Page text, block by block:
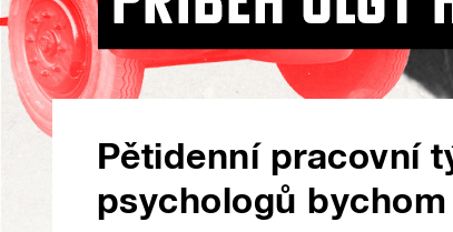
Pětidenní pracovní
psychologů